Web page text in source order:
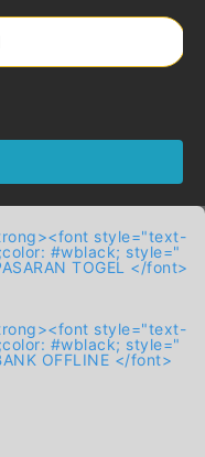
style="text-
#wblack; style="
TOGEL </font>
style="text-
#wblack; style="
OFFLINE </font>